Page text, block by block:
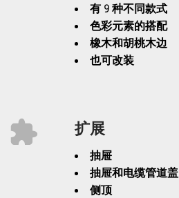
有 9 种不同款式
色彩元素的搭配
橡木和胡桃木边
也可改装
扩展
抽屉
抽屉和电缆管道盖
侧顶